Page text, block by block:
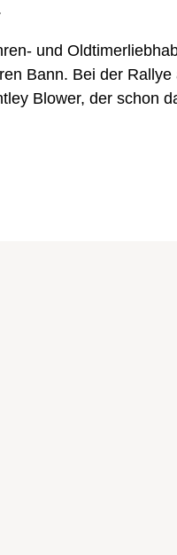
und
Bann. Bei der
Blower, der schon